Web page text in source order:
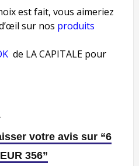
est fait, vous aimeriez
sur nos produits
de LA CAPITALE pour
votre avis sur “6
356”